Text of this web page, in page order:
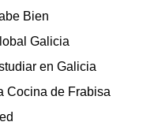
Bien
Galicia
en Galicia
Cocina de Frabisa